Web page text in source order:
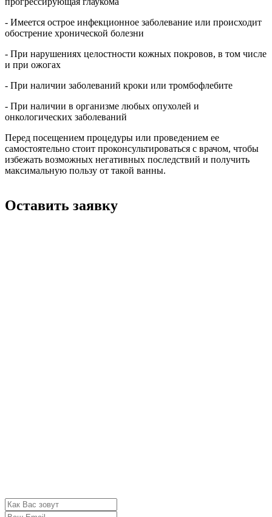
- Имеется острое инфекционное заболевание или происходит
обострение хронической болезни
- При нарушениях целостности кожных покровов, в том числе
и при ожогах
- При наличии заболеваний кроки или тромбофлебите
- При наличии в организме любых опухолей и
онкологических заболеваний
Перед посещением процедуры или проведением ее
самостоятельно стоит проконсультироваться с врачом, чтобы
избежать возможных негативных последствий и получить
максимальную пользу от такой ванны.
Оставить заявку